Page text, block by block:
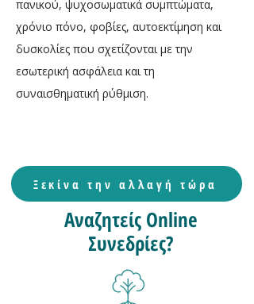
πανικού, ψυχοσωματικά συμπτώματα,
χρόνιο πόνο, φοβίες, αυτοεκτίμηση και
δυσκολίες που σχετίζονται με την
εσωτερική ασφάλεια και τη
συναισθηματική ρύθμιση.
Ξεκίνα την αλλαγή τώρα
Αναζητείς Online
Συνεδρίες?